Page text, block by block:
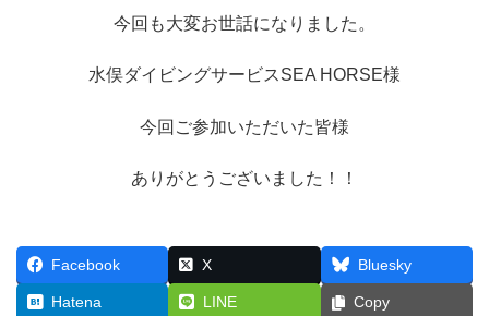
今回も大変お世話になりました。
水俣ダイビングサービスSEA HORSE様
今回ご参加いただいた皆様
ありがとうございました！！
Facebook X Bluesky
Hatena LINE Copy